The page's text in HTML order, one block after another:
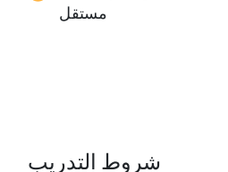
مستقل
شروط التدريب